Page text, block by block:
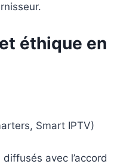
éthique en
Smart IPTV)
avec l’accord